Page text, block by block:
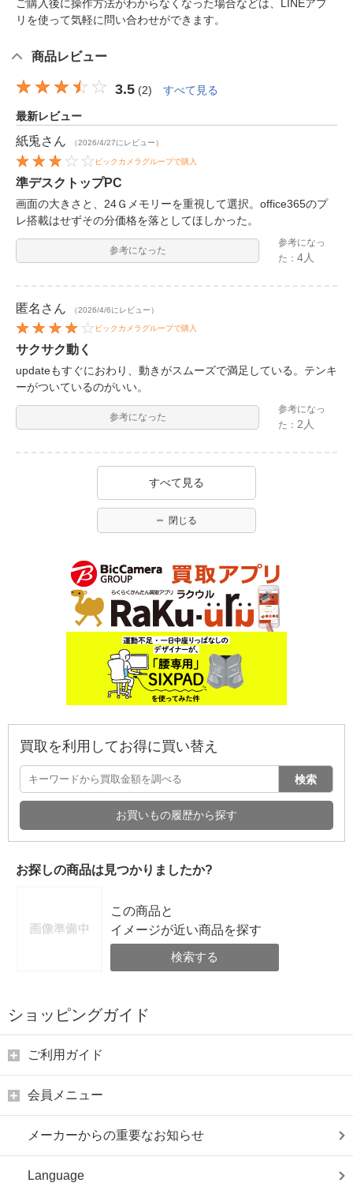
ご購入後に操作方法がわからなくなった場合などは、LINEアプ
リを使って気軽に問い合わせができます。
商品レビュー
3.5 (2) すべて見る
最新レビュー
紙兎さん （2026/4/27にレビュー）
ビックカメラグループで購入
準デスクトップPC
画面の大きさと、24Ｇメモリーを重視して選択。office365のプ
レ搭載はせずその分価格を落としてほしかった。
参考になった
参考になっ
た：4人
匿名 さん （2026/4/6にレビュー）
ビックカメラグループで購入
サクサク動く
updateもすぐにおわり、動きがスムーズで満足している。テンキ
ーがついているのがいい。
参考になった
参考になっ
た：2人
すべて見る
閉じる
買取を利用してお得に買い替え
検索
お買いもの履歴から探す
お探しの商品は見つかりましたか?
この商品と
イメージが近い商品を探す
検索する
ショッピングガイド
ご利用ガイド
会員メニュー
メーカーからの重要なお知らせ
Language